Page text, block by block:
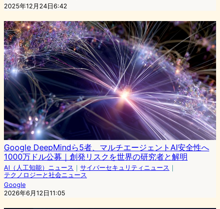
2025年12月24日6:42
Google DeepMindら5者、マルチエージェントAI安全性へ
1000万ドル公募｜創発リスクを世界の研究者と解明
AI（人工知能）ニュース ｜ サイバーセキュリティニュース ｜
テクノロジーと社会ニュース
Google
2026年6月12日11:05